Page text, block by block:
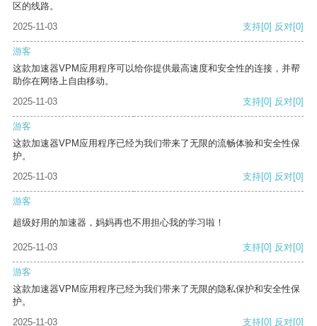
区的线路。
2025-11-03
支持[0] 反对[0]
游客
这款加速器VPM应用程序可以给你提供最高速度和安全性的连接，并帮
助你在网络上自由移动。
2025-11-03
支持[0] 反对[0]
游客
这款加速器VPM应用程序已经为我们带来了无限的流畅体验和安全性保
护。
2025-11-03
支持[0] 反对[0]
游客
超级好用的加速器，妈妈再也不用担心我的学习啦！
2025-11-03 支持[0] 反对[0]
游客
这款加速器VPM应用程序已经为我们带来了无限的隐私保护和安全性保
护。
2025-11-03
支持[0] 反对[0]